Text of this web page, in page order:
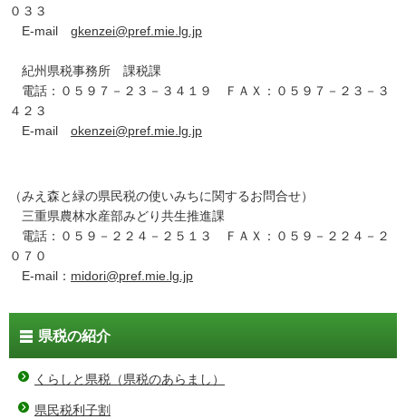
０３３
E-mail gkenzei@pref.mie.lg.jp
紀州県税事務所 課税課
電話：０５９７－２３－３４１９ ＦＡＸ：０５９７－２３－３
４２３
E-mail okenzei@pref.mie.lg.jp
（みえ森と緑の県民税の使いみちに関するお問合せ）
三重県農林水産部みどり共生推進課
電話：０５９－２２４－２５１３ ＦＡＸ：０５９－２２４－２
０７０
E-mail： midori@pref.mie.lg.jp
県税の紹介
くらしと県税（県税のあらまし）
県民税利子割